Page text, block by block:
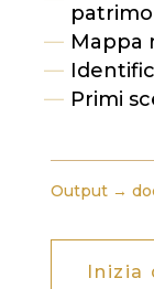
Mappa
Primi
Output →
Inizia